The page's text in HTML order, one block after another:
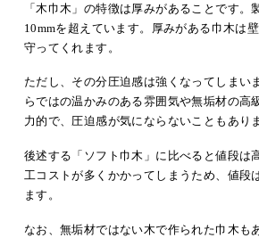
「木巾木」の特徴は厚みがあることです。
10mmを超えています。厚みがある巾木は
守ってくれます。
ただし、その分圧迫感は強くなってしまい
らではの温かみのある雰囲気や無垢材の高
力的で、圧迫感が気にならないこともあり
後述する「ソフト巾木」に比べると値段は
工コストが多くかかってしまうため、値段
ます。
なお、無垢材ではない木で作られた巾木も